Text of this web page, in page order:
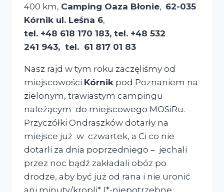
400 km, Camping Oaza Błonie, 62-035
Kórnik ul. Leśna 6,
tel. +48 618 170 183, tel. +48 532
241 943, tel. 61 817 01 83
Nasz rajd w tym roku zaczęliśmy od
miejscowości Kórnik pod Poznaniem na
zielonym, trawiastym campingu
należącym do miejscowego MOSiRu.
Przyczółki Ondraszków dotarły na
miejsce już w czwartek, a Ci co nie
dotarli za dnia poprzedniego – jechali
przez noc bądź zakładali obóz po
drodze, aby być już od rana i nie uronić
ani minuty/kropli* (*-niepotrzebne